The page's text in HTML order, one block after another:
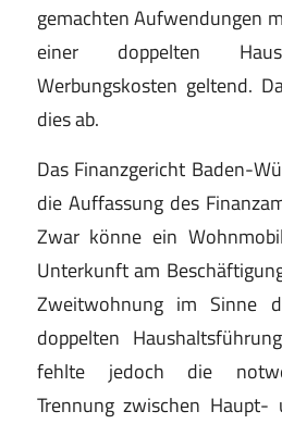
gemachten Aufwendungen
einer doppelten
Werbungskosten geltend.
dies ab.
Das Finanzgericht Baden-
die Auffassung des
Zwar könne ein
Unterkunft am
Zweitwohnung im Sinne
doppelten
fehlte jedoch die
Trennung zwischen